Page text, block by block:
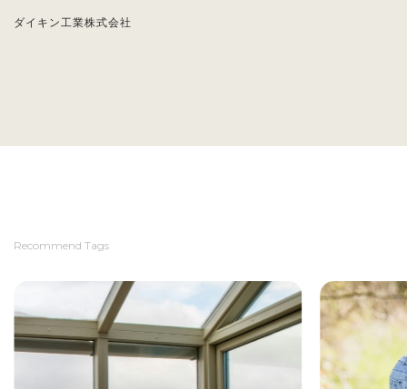
ダイキン工業株式会社
Recommend Tags